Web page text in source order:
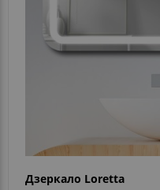
Дзеркало Loretta